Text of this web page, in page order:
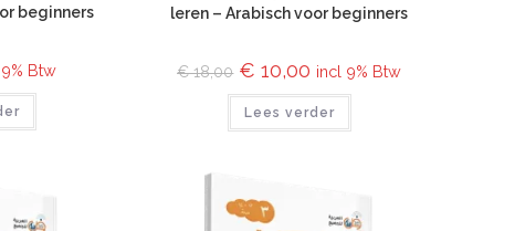
beginners
Btw
leren – Arabisch voor beginners
€18,00 € 10,00 incl 9% Btw
Lees verder